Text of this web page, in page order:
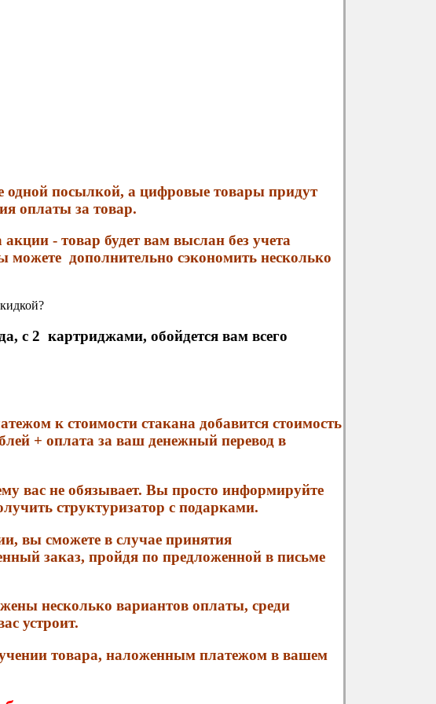
одной посылкой, а цифровые товары придут
оплаты за товар.
- товар будет вам выслан без учета
можете дополнительно сэкономить несколько
с 2 картриджами, обойдется вам всего
к стоимости стакана добавится стоимость
+ оплата за ваш денежный перевод в
вас не обязывает. Вы просто информируйте
структуризатор с подарками.
вы сможете в случае принятия
заказ, пройдя по предложенной в письме
несколько вариантов оплаты, среди
устроит.
товара, наложенным платежом в вашем